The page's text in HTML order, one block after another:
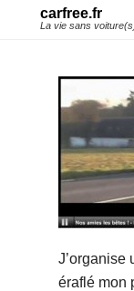
carfree.fr
La vie sans
J’organise
éraflé mon